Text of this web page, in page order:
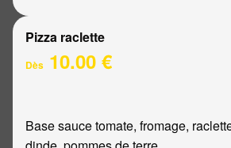
Pizza raclette
Dès 10.00 €
Base sauce tomate, fromage,